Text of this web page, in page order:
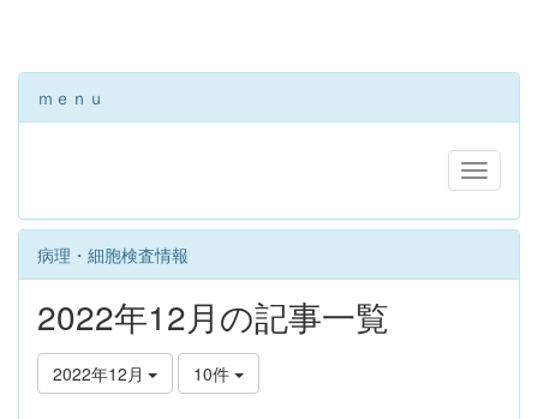
ｍｅｎｕ
病理・細胞検査情報
2022年12月の記事一覧
2022年12月 10件